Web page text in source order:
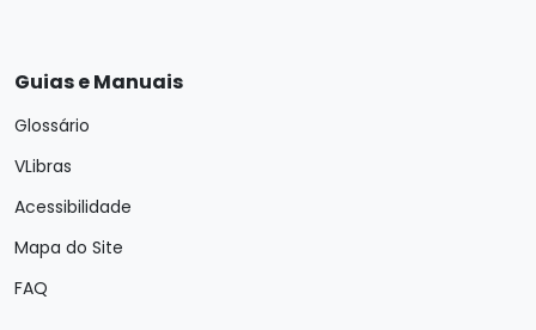
Guias e Manuais
Glossário
VLibras
Acessibilidade
Mapa do Site
FAQ